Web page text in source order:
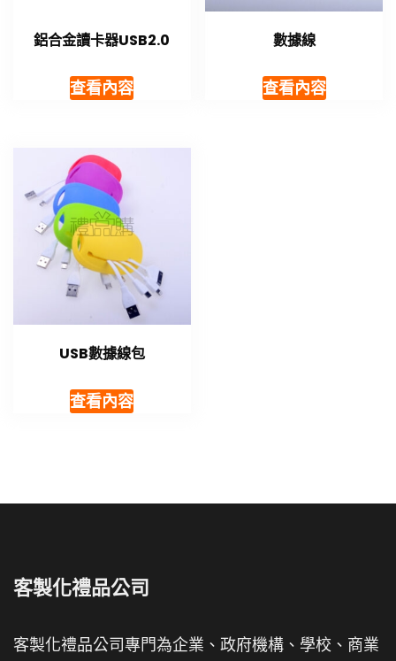
鋁合金讀卡器USB2.0
查看內容
數據線
查看內容
USB數據線包
查看內容
客製化禮品公司
客製化禮品公司專門為企業、政府機構、學校、商業